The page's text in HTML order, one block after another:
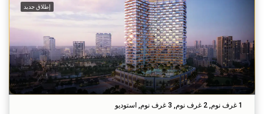
إطلاق جديد
1 غرف نوم, 2 غرف نوم, 3 غرف نوم, استوديو